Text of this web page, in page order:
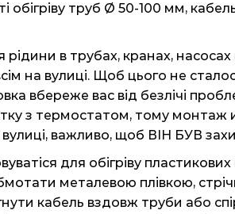
труб Ø 50-100 мм,
в трубах, кранах,
на вулиці. Щоб цього не
вбереже вас від безлічі
з термостатом, тому монтаж
вулиці, важливо, щоб ВІН БУВ
для обігріву
металевою плівкою,
кабель вздовж труби або